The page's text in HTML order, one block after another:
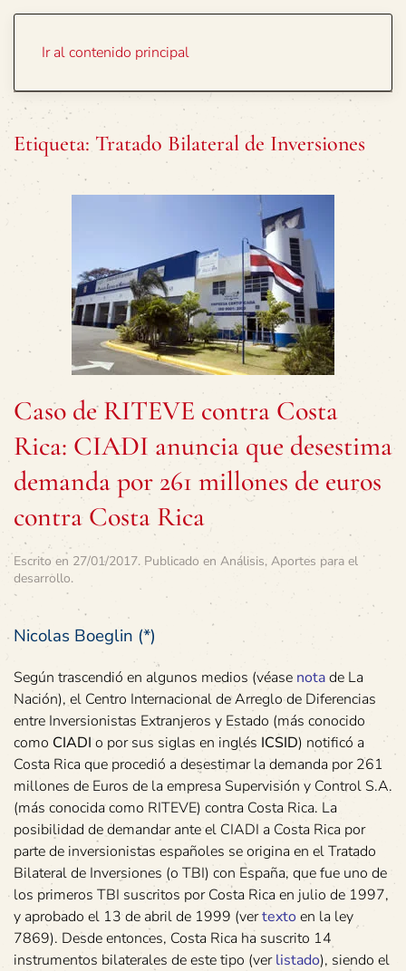
Ir al contenido principal
Etiqueta: Tratado Bilateral de Inversiones
Caso de RITEVE contra Costa
Rica: CIADI anuncia que desestima
demanda por 261 millones de euros
contra Costa Rica
Escrito en 27/01/2017. Publicado en Análisis, Aportes para el
desarrollo.
Nicolas Boeglin (*)
Según trascendió en algunos medios (véase notade La
Nación), el Centro Internacional de Arreglo de Diferencias
entre Inversionistas Extranjeros y Estado (más conocido
como CIADI o por sus siglas en inglés ICSID) notificó a
Costa Rica que procedió a desestimar la demanda por 261
millones de Euros de la empresa Supervisión y Control S.A.
(más conocida como RITEVE) contra Costa Rica. La
posibilidad de demandar ante el CIADI a Costa Rica por
parte de inversionistas españoles se origina en el Tratado
Bilateral de Inversiones (o TBI) con España, que fue uno de
los primeros TBI suscritos por Costa Rica en julio de 1997,
y aprobado el 13 de abril de 1999 (vertexto en la ley
7869). Desde entonces, Costa Rica ha suscrito 14
instrumentos bilaterales de este tipo (verlistado), siendo el